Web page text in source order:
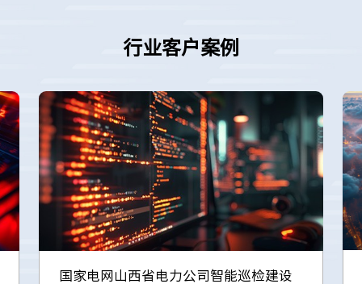
行业客户案例
国家电网山西省电力公司智能巡检建设